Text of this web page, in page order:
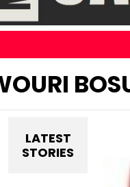
LATEST
STORIES